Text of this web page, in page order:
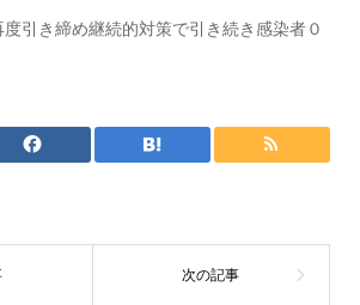
引き締め継続的対策で引き続き感染者０